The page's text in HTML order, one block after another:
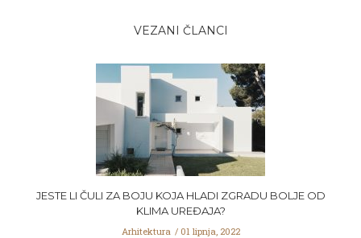
VEZANI ČLANCI
JESTE LI ČULI ZA BOJU KOJA HLADI ZGRADU BOLJE OD
KLIMA UREĐAJA?
Arhitektura 01 lipnja, 2022